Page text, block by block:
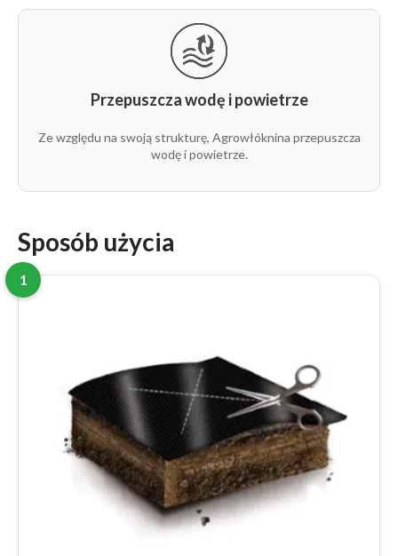
Przepuszcza wodę i powietrze
Ze względu na swoją strukturę, Agrowłóknina przepuszcza
wodę i powietrze.
Sposób użycia
1